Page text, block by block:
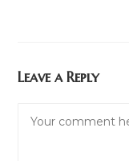
Leave a Reply